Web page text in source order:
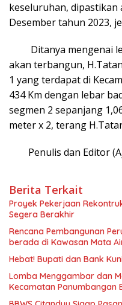
keseluruhan,
Desember tahun 2023,
Ditanya mengenai
akan terbangun,
1 yang terdapat di
434 Km dengan lebar
segmen 2 sepanjang
meter x 2, terang
Penulis dan Editor
Berita Terkait
Proyek Pekerjaan
Segera Berakhir
Rencana Pembangunan
berada di Kawasan Mata
Hebat! Bupati dan Bank
Lomba Menggambar dan